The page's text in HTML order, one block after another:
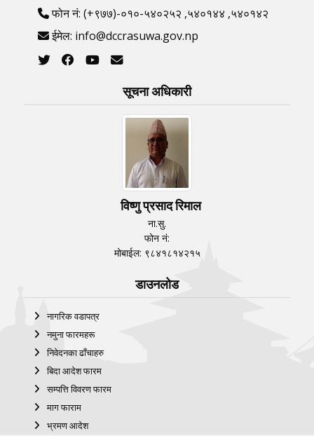
फोन नं: (+९७७)-०१०-५४०२५२ ,५४०१४४ ,५४०१४२
ईमेल: info@dccrasuwa.gov.np
सूचना अधिकारी
विष्णु प्रसाद रिमाल
ना.सु.
फोन नं:
मोबाईल: ९८४१८१४२१५
डाउनलोड
नागरिक वडापत्र
नमुना फारमहरू
निवेदनका ढाँचाहरु
बिदा आदेश फारम
सम्पत्ति विवरण फारम
माग फाराम
भ्रमण आदेश